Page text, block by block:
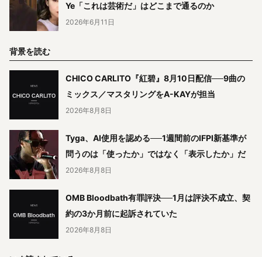
Ye「これは芸術だ」はどこまで通るのか
2026年6月11日
背景を読む
CHICO CARLITO『紅碧』8月10日配信──9曲の
ミックス／マスタリングをA-KAYが担当
2026年8月8日
Tyga、AI使用を認める──1週間前のIFPI新基準が
問うのは「使ったか」ではなく「表示したか」だ
2026年8月8日
OMB Bloodbath有罪評決──1月は評決不成立、契
約の3か月前に起訴されていた
2026年8月8日